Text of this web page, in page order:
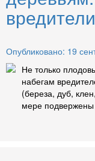
Опубликовано: 19
Не только
набегам
(береза, дуб,
мере